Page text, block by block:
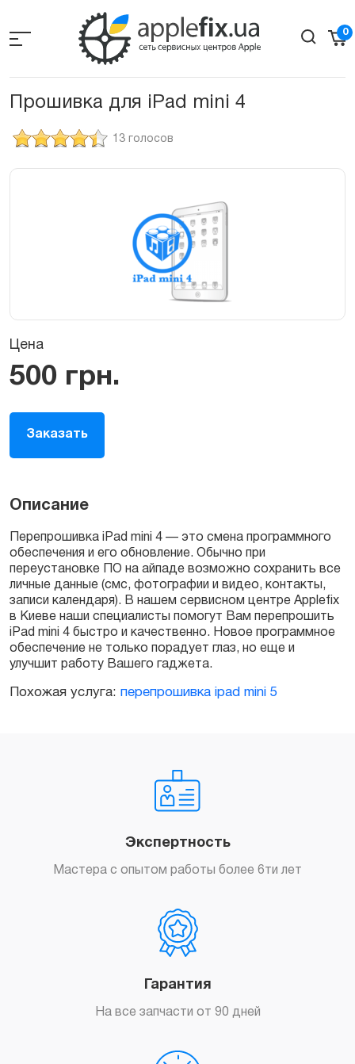
the
0
Прошивка для iPad mini 4
13 голосов
Цена
500 грн.
Заказать
Описание
Перепрошивка iPad mini 4 — это смена программного
обеспечения и его обновление. Обычно при
переустановке ПО на айпаде возможно сохранить все
личные данные (смс, фотографии и видео, контакты,
записи календаря). В нашем сервисном центре Applefix
в Киеве наши специалисты помогут Вам перепрошить
iPad mini 4 быстро и качественно. Новое программное
обеспечение не только порадует глаз, но еще и
улучшит работу Вашего гаджета.
Похожая услуга: перепрошивка ipad mini 5
Экспертность
Мастера с опытом работы более 6ти лет
Гарантия
На все запчасти от 90 дней